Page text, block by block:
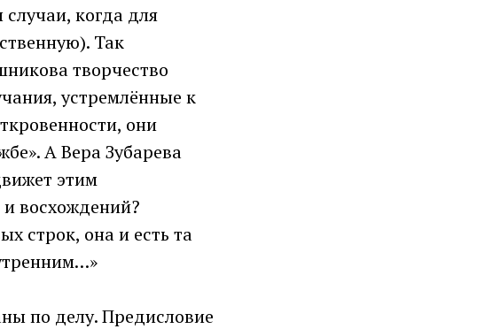
когда для
Так
творчество
устремлённые к
они
А Вера Зубарева
этим
восхождений?
строк, она и есть та
по делу. Предисловие